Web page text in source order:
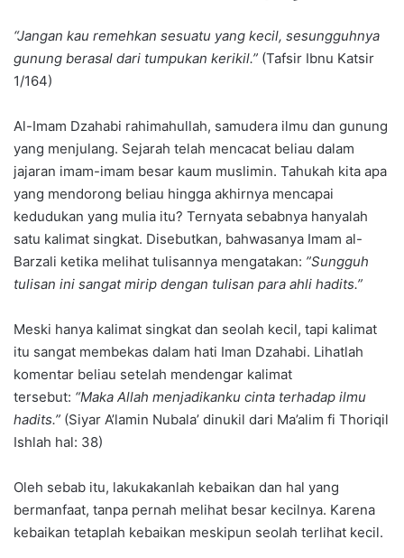
“Jangan kau remehkan sesuatu yang kecil, sesungguhnya
gunung berasal dari tumpukan kerikil.” (Tafsir Ibnu Katsir
1/164)
Al-Imam Dzahabi rahimahullah, samudera ilmu dan gunung
yang menjulang. Sejarah telah mencacat beliau dalam
jajaran imam-imam besar kaum muslimin. Tahukah kita apa
yang mendorong beliau hingga akhirnya mencapai
kedudukan yang mulia itu? Ternyata sebabnya hanyalah
satu kalimat singkat. Disebutkan, bahwasanya Imam al-
Barzali ketika melihat tulisannya mengatakan: ”Sungguh
tulisan ini sangat mirip dengan tulisan para ahli hadits.”
Meski hanya kalimat singkat dan seolah kecil, tapi kalimat
itu sangat membekas dalam hati Iman Dzahabi. Lihatlah
komentar beliau setelah mendengar kalimat
tersebut: “Maka Allah menjadikanku cinta terhadap ilmu
hadits.” (Siyar A’lamin Nubala’ dinukil dari Ma’alim fi Thoriqil
Ishlah hal: 38)
Oleh sebab itu, lakukakanlah kebaikan dan hal yang
bermanfaat, tanpa pernah melihat besar kecilnya. Karena
kebaikan tetaplah kebaikan meskipun seolah terlihat kecil.